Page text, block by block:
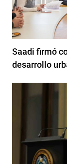
Saadi firmó
desarrollo